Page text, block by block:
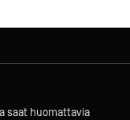
saat huomattavia